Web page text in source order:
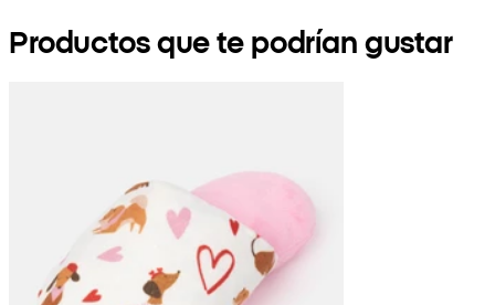
Productos que te podrían gustar